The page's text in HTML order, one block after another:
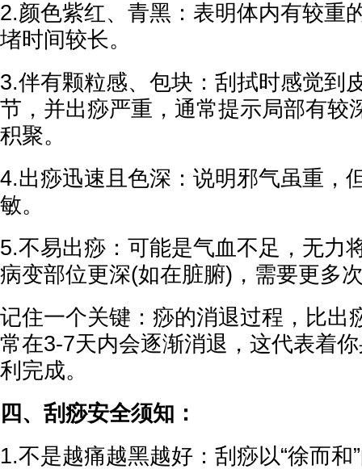
2.颜色紫红、青黑：表明体内有较重
堵时间较长。
3.伴有颗粒感、包块：刮拭时感觉到
节，并出痧严重，通常提示局部有较
积聚。
4.出痧迅速且色深：说明邪气虽重，
敏。
5.不易出痧：可能是气血不足，无力
病变部位更深(如在脏腑)，需要更多
记住一个关键：痧的消退过程，比出
常在3-7天内会逐渐消退，这代表着
利完成。
四、刮痧安全须知：
1.不是越痛越黑越好：刮痧以“徐而和